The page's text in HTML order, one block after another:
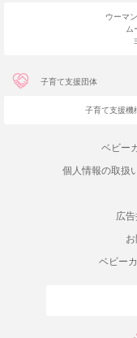
ウーマ
ム
子育て支援団体
子育て支援機
ベビー
個人情報の取扱
広
ベビー